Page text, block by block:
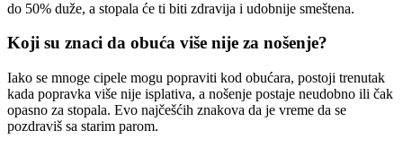
do 50% duže, a stopala će ti biti zdravija i udobnije smeštena.
Koji su znaci da obuća više nije za nošenje?
Iako se mnoge cipele mogu popraviti kod obućara, postoji trenutak
kada popravka više nije isplativa, a nošenje postaje neudobno ili čak
opasno za stopala. Evo najčešćih znakova da je vreme da se
pozdraviš sa starim parom.